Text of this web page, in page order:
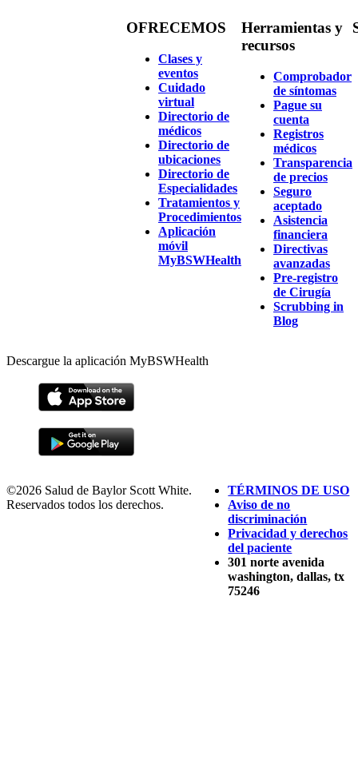
OFRECEMOS
Clases y
eventos
Cuidado
virtual
Directorio de
médicos
Directorio de
ubicaciones
Directorio de
Especialidades
Tratamientos y
Procedimientos
Aplicación
móvil
MyBSWHealth
Herramientas y
recursos
Comprobador
de síntomas
Pague su
cuenta
Registros
médicos
Transparencia
de precios
Seguro
aceptado
Asistencia
financiera
Directivas
avanzadas
Pre-registro
de Cirugía
Scrubbing in
Blog
Descargue la aplicación MyBSWHealth
©2026 Salud de Baylor Scott White.
Reservados todos los derechos.
TÉRMINOS DE USO
Aviso de no
discriminación
Privacidad y derechos
del paciente
301 norte avenida
washington, dallas, tx
75246